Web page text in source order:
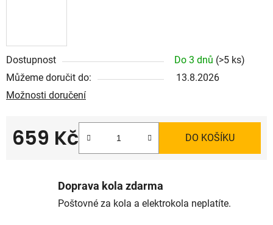
Dostupnost Do 3 dnů (>5 ks)
Můžeme doručit do:
13.8.2026
Možnosti doručení
659 Kč DO KOŠÍKU
Doprava kola zdarma
Poštovné za kola a elektrokola neplatíte.